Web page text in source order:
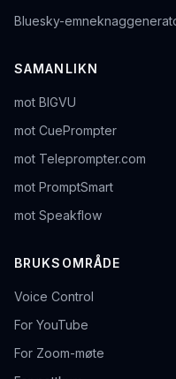
Bluesky-
SAMANLIKN
mot BIGVU
mot CuePrompter
mot Teleprompter.com
mot PromptSmart
mot Speakflow
BRUKSOMRÅDE
Voice Control
For YouTube
For Zoom-møte